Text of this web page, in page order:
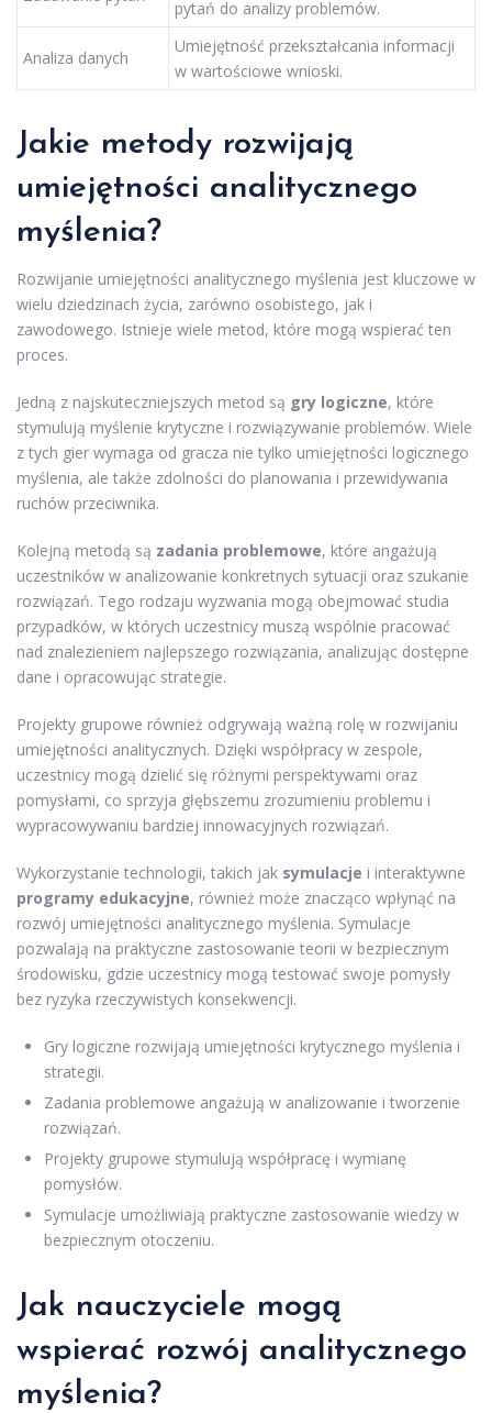
pytań do analizy problemów.
Analiza danych
Umiejętność przekształcania informacji
w wartościowe wnioski.
Jakie metody rozwijają
umiejętności analitycznego
myślenia?
Rozwijanie umiejętności analitycznego myślenia jest kluczowe w
wielu dziedzinach życia, zarówno osobistego, jak i
zawodowego. Istnieje wiele metod, które mogą wspierać ten
proces.
Jedną z najskuteczniejszych metod są gry logiczne, które
stymulują myślenie krytyczne i rozwiązywanie problemów. Wiele
z tych gier wymaga od gracza nie tylko umiejętności logicznego
myślenia, ale także zdolności do planowania i przewidywania
ruchów przeciwnika.
Kolejną metodą są zadania problemowe, które angażują
uczestników w analizowanie konkretnych sytuacji oraz szukanie
rozwiązań. Tego rodzaju wyzwania mogą obejmować studia
przypadków, w których uczestnicy muszą wspólnie pracować
nad znalezieniem najlepszego rozwiązania, analizując dostępne
dane i opracowując strategie.
Projekty grupowe również odgrywają ważną rolę w rozwijaniu
umiejętności analitycznych. Dzięki współpracy w zespole,
uczestnicy mogą dzielić się różnymi perspektywami oraz
pomysłami, co sprzyja głębszemu zrozumieniu problemu i
wypracowywaniu bardziej innowacyjnych rozwiązań.
Wykorzystanie technologii, takich jak symulacje i interaktywne
programy edukacyjne, również może znacząco wpłynąć na
rozwój umiejętności analitycznego myślenia. Symulacje
pozwalają na praktyczne zastosowanie teorii w bezpiecznym
środowisku, gdzie uczestnicy mogą testować swoje pomysły
bez ryzyka rzeczywistych konsekwencji.
Gry logiczne rozwijają umiejętności krytycznego myślenia i
strategii.
Zadania problemowe angażują w analizowanie i tworzenie
rozwiązań.
Projekty grupowe stymulują współpracę i wymianę
pomysłów.
Symulacje umożliwiają praktyczne zastosowanie wiedzy w
bezpiecznym otoczeniu.
Jak nauczyciele mogą
wspierać rozwój analitycznego
myślenia?